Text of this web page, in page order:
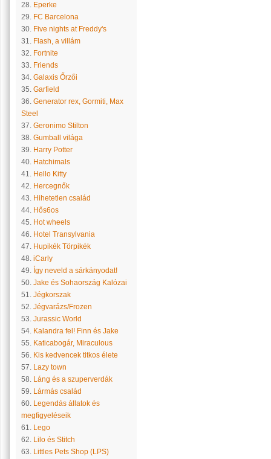
28. Eperke
29. FC Barcelona
30. Five nights at Freddy's
31. Flash, a villám
32. Fortnite
33. Friends
34. Galaxis Őrzői
35. Garfield
36. Generator rex, Gormiti, Max
Steel
37. Geronimo Stilton
38. Gumball világa
39. Harry Potter
40. Hatchimals
41. Hello Kitty
42. Hercegnők
43. Hihetetlen család
44. Hős6os
45. Hot wheels
46. Hotel Transylvania
47. Hupikék Törpikék
48. iCarly
49. Így neveld a sárkányodat!
50. Jake és Sohaország Kalózai
51. Jégkorszak
52. Jégvarázs/Frozen
53. Jurassic World
54. Kalandra fel! Finn és Jake
55. Katicabogár, Miraculous
56. Kis kedvencek titkos élete
57. Lazy town
58. Láng és a szuperverdák
59. Lármás család
60. Legendás állatok és
megfigyeléseik
61. Lego
62. Lilo és Stitch
63. Littles Pets Shop (LPS)